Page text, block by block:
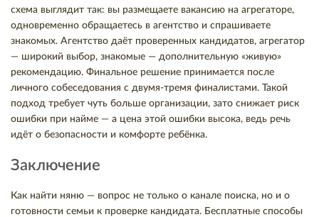
схема выглядит так: вы размещаете вакансию на агрегаторе,
одновременно обращаетесь в агентство и спрашиваете
знакомых. Агентство даёт проверенных кандидатов, агрегатор
— широкий выбор, знакомые — дополнительную «живую»
рекомендацию. Финальное решение принимается после
личного собеседования с двумя-тремя финалистами. Такой
подход требует чуть больше организации, зато снижает риск
ошибки при найме — а цена этой ошибки высока, ведь речь
идёт о безопасности и комфорте ребёнка.
Заключение
Как найти няню — вопрос не только о канале поиска, но и о
готовности семьи к проверке кандидата. Бесплатные способы